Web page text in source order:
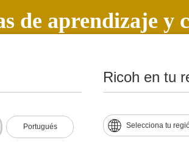
Portugués
Ricoh en tu
Selecciona tu
de aprendizaje y